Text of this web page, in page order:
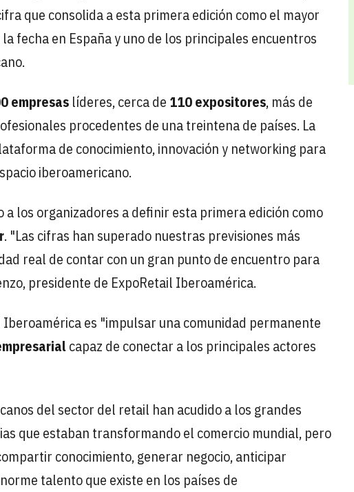
que consolida a esta primera edición como el mayor
fecha en España y uno de los principales encuentros
empresas líderes, cerca de 110 expositores, más de
procedentes de una treintena de países. La
de conocimiento, innovación y networking para
iberoamericano.
los organizadores a definir esta primera edición como
. "Las cifras han superado nuestras previsiones más
real de contar con un gran punto de encuentro para
presidente de ExpoRetail Iberoamérica.
es "impulsar una comunidad permanente
capaz de conectar a los principales actores
del sector del retail han acudido a los grandes
que estaban transformando el comercio mundial, pero
conocimiento, generar negocio, anticipar
talento que existe en los países de